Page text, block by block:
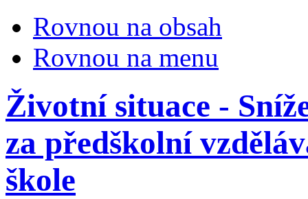
Rovnou na obsah
Rovnou na menu
Životní situace -
za předškolní
škole